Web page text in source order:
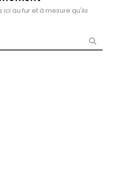
ici au fur et à mesure qu'ils